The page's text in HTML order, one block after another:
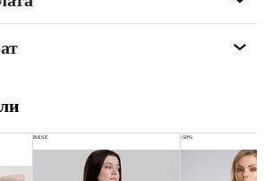
BASE -50%